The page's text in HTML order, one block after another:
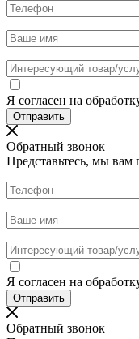
Я согласен на
Обратный звонок
Представьтесь, мы вам
Я согласен на
Обратный звонок